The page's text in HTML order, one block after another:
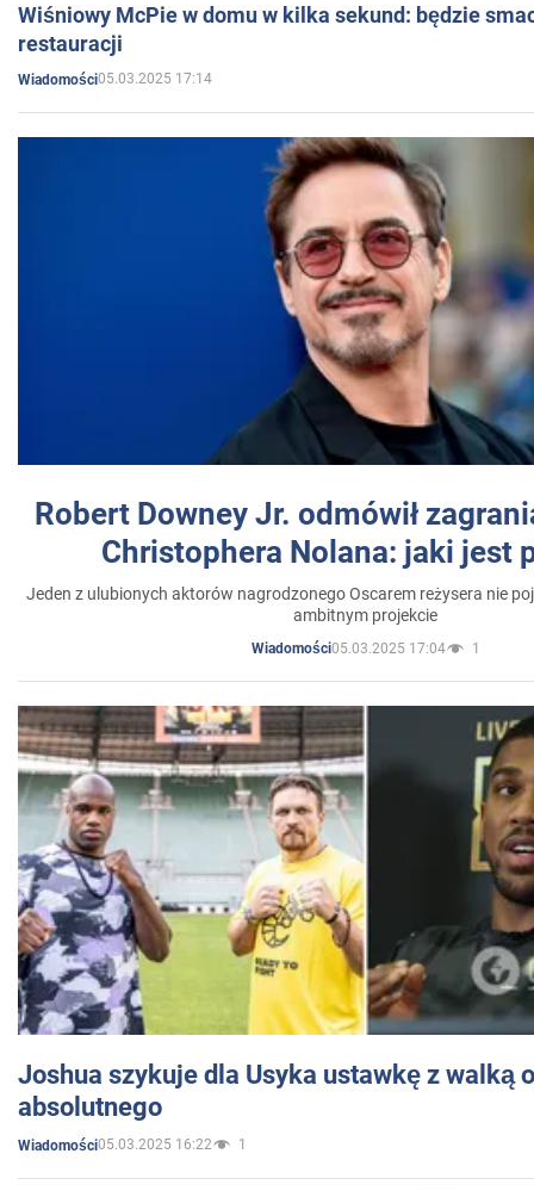
Wiśniowy McPie w domu w kilka sekund: będzie
restauracji
Wiadomości05.03.2025 17:14
Robert Downey Jr. odmówił
Christophera Nolana: jaki jest
Jeden z ulubionych aktorów nagrodzonego Oscarem reżysera nie
ambitnym projekcie
Wiadomości05.03.2025 17:04 1
Joshua szykuje dla Usyka ustawkę z walką
absolutnego
Wiadomości05.03.2025 16:22 1